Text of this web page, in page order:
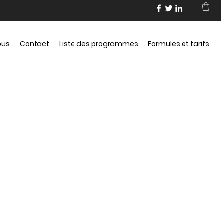
Contact Liste des programmes Formules et tarifs